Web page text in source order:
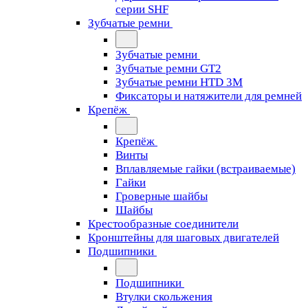
серии SHF
Зубчатые ремни
Зубчатые ремни
Зубчатые ремни GT2
Зубчатые ремни HTD 3M
Фиксаторы и натяжители для ремней
Крепёж
Крепёж
Винты
Вплавляемые гайки (встраиваемые)
Гайки
Гроверные шайбы
Шайбы
Крестообразные соединители
Кронштейны для шаговых двигателей
Подшипники
Подшипники
Втулки скольжения